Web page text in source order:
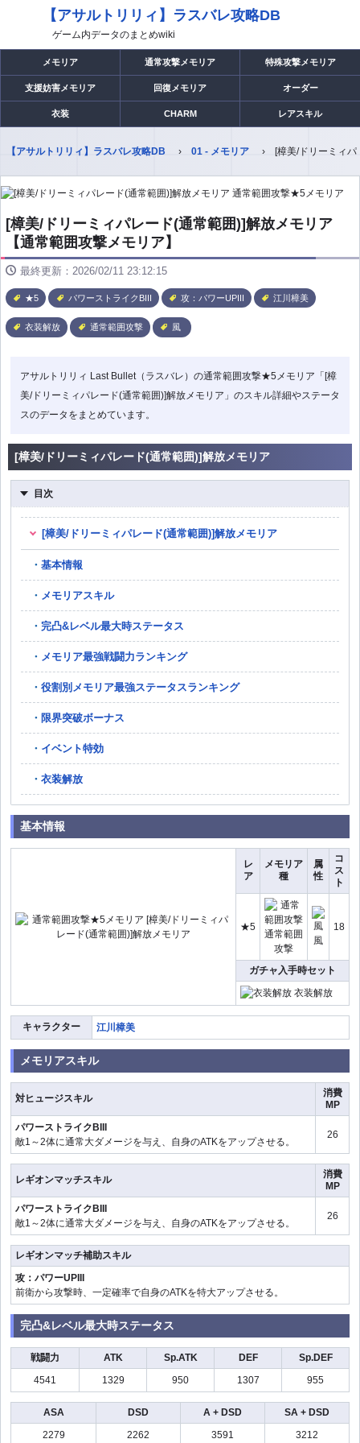
【アサルトリリィ】ラスバレ攻略DB
ゲーム内データのまとめwiki
メモリア 通常攻撃メモリア 特殊攻撃メモリア
支援妨害メモリア 回復メモリア オーダー
衣装 CHARM レアスキル
【アサルトリリィ】ラスバレ攻略DB 01 - メモリア [樟美/ドリーミィ
[樟美/ドリーミィパレード(通常範囲)]解放メモリア
【通常範囲攻撃メモリア】
最終更新：2026/02/11 23:12:15
★5 パワーストライクBIII 攻：パワーUPIII 江川樟美
衣装解放 通常範囲攻撃 風
アサルトリリィ Last Bullet（ラスバレ）の通常範囲攻撃★5メモリア「[樟
美/ドリーミィパレード(通常範囲)]解放メモリア」のスキル詳細やステータ
スのデータをまとめています。
[樟美/ドリーミィパレード(通常範囲)]解放メモリア
目次
[樟美/ドリーミィパレード(通常範囲)]解放メモリア
基本情報
メモリアスキル
完凸&レベル最大時ステータス
メモリア最強戦闘力ランキング
役割別メモリア最強ステータスランキング
限界突破ボーナス
イベント特効
衣装解放
基本情報
レ
ア
メモリア
種
属
性
コ
ス
ト
★5
通常範囲
攻撃
風
18
ガチャ入手時セット
衣装解放
キャラクター 江川樟美
メモリアスキル
対ヒュージスキル
消費
MP
パワーストライクBIII
敵1～2体に通常大ダメージを与え、自身のATKをアップさせる。
26
レギオンマッチスキル
消費
MP
パワーストライクBIII
敵1～2体に通常大ダメージを与え、自身のATKをアップさせる。
26
レギオンマッチ補助スキル
攻：パワーUPIII
前衛から攻撃時、一定確率で自身のATKを特大アップさせる。
完凸&レベル最大時ステータス
戦闘力 ATK Sp.ATK DEF
Sp.DEF
4541
1329 950 1307 955
ASA DSD A + DSD
SA + DSD
2279
2262 3591 3212